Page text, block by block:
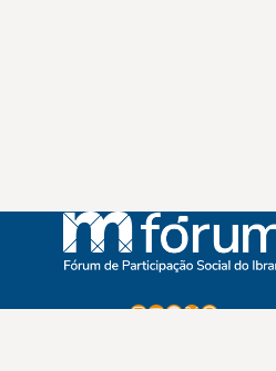
Instagram
Youtube
Facebook
X WhatsApp